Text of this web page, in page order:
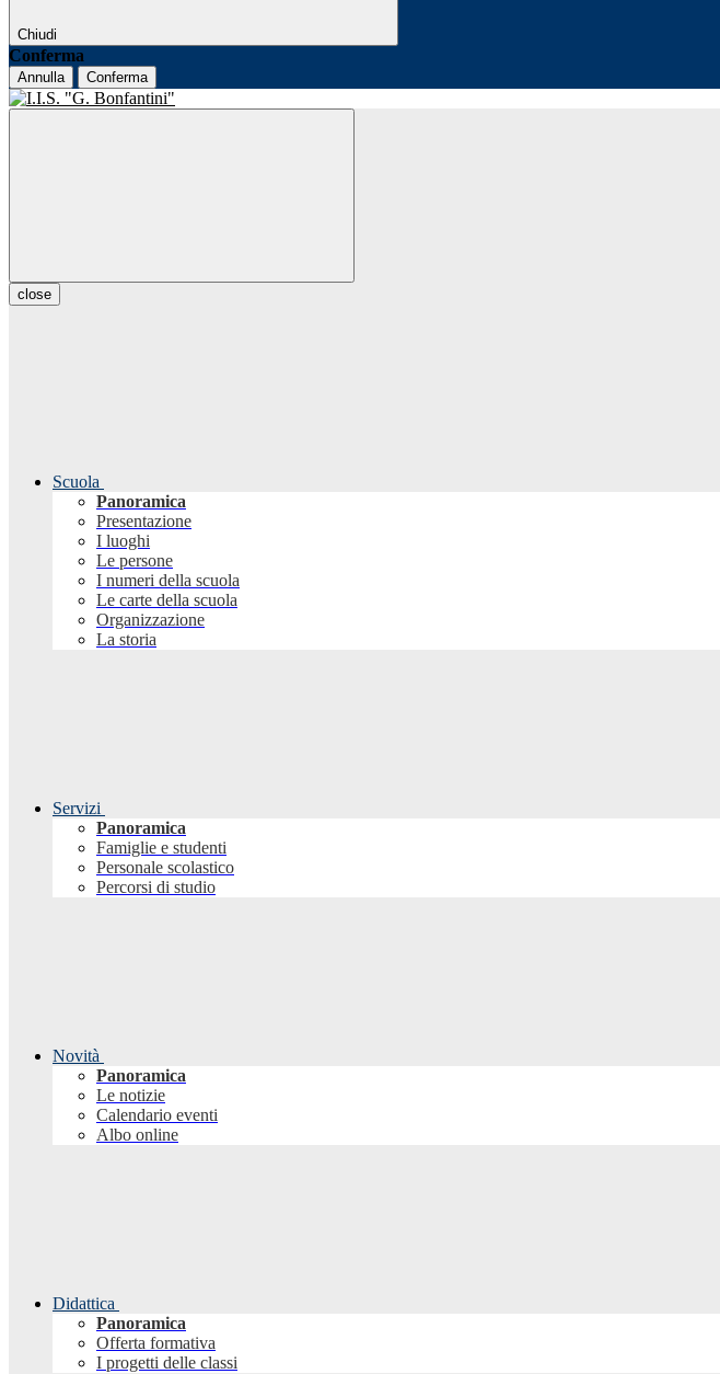
Chiudi
Conferma
Annulla Conferma
close
Scuola
Panoramica
Presentazione
I luoghi
Le persone
I numeri della scuola
Le carte della scuola
Organizzazione
La storia
Servizi
Panoramica
Famiglie e studenti
Personale scolastico
Percorsi di studio
Novità
Panoramica
Le notizie
Calendario eventi
Albo online
Didattica
Panoramica
Offerta formativa
I progetti delle classi